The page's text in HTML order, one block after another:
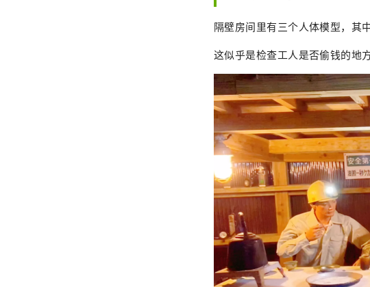
隔壁房间里有三个人体模型，其
这似乎是检查工人是否偷钱的地方